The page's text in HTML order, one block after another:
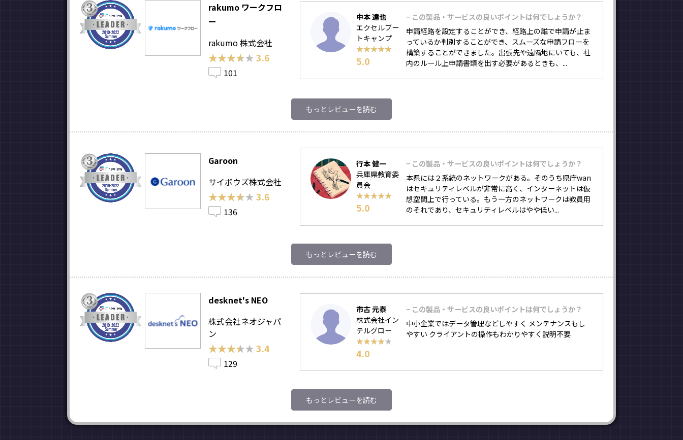
rakumo ワークフロ
ー
rakumo 株式会社
★★★★★
★★★★★ 3.6
101
中本 達也
エクセルブー
トキャンプ
★★★★★
★★★★★
5.0
− この製品・サービスの良いポイントは何でしょうか？
申請経路を設定することができ、経路上の誰で申請が止ま
っているか判別することができ、スムーズな申請フローを
構築することができました。出張先や遠隔地にいても、社
内のルール上申請書類を出す必要があるときも、...
もっとレビューを読む
Garoon
サイボウズ株式会社
★★★★★
★★★★★ 3.6
136
行本 健一
兵庫県教育委
員会
★★★★★
★★★★★
5.0
− この製品・サービスの良いポイントは何でしょうか？
本県には２系統のネットワークがある。そのうち県庁wan
はセキュリティレベルが非常に高く、インターネットは仮
想空間上で行っている。もう一方のネットワークは教員用
のそれであり、セキュリティレベルはやや低い...
もっとレビューを読む
desknet's NEO
株式会社ネオジャパ
ン
★★★★★
★★★★★ 3.4
129
市古 元泰
株式会社イン
テルグロー
★★★★★
★★★★★
4.0
− この製品・サービスの良いポイントは何でしょうか？
中小企業ではデータ管理などしやすく メンテナンスもし
やすい クライアントの操作もわかりやすく説明不要
もっとレビューを読む